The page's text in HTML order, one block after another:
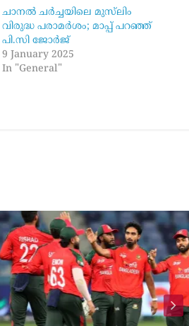
ചാനൽ ചർച്ചയിലെ മുസ്‌ലിം
വിരുദ്ധ പരാമർശം; മാപ്പ് പറഞ്ഞ്
പി.സി ജോർജ്
9 January 2025
In "General"